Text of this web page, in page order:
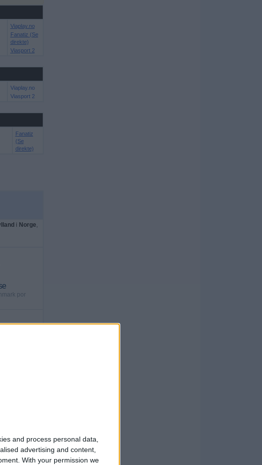
and process personal data,
advertising and content,
With your permission we
Viaplay.no
Fanatiz (Se
direkte)
Viasport 2
Viaplay.no
Viasport 2
Fanatiz
(Se
direkte)
i Norge,
por
38